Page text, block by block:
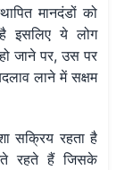
मानदंडों को
इसलिए ये लोग
जाने पर, उस पर
लाने में सक्षम
सक्रिय रहता है
रहते हैं जिसके